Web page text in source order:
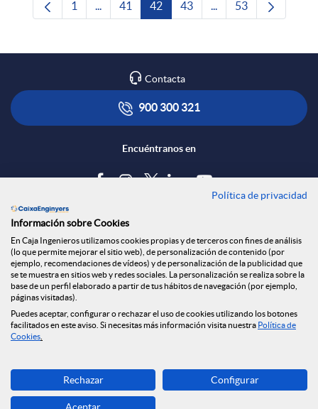
Página
1 ...Páginas intermedias Use TAB para
Página
41 Página
42 Página
43 ...Páginas intermedias
Página
53
Contacta
900 300 321
Encuéntranos en
Tablón de anuncios
Política de cookies
Aviso legal
Seguridad Online
Privacidad
Canal denuncias
Descarga ahora
Banca MOBILE
Política de privacidad
Información sobre Cookies
En Caja Ingenieros utilizamos cookies propias y de terceros con fines de análisis
(lo que permite mejorar el sitio web), de personalización de contenido (por
ejemplo, recomendaciones de vídeos) y de personalización de la publicidad que
se te muestra en sitios web y redes sociales. La personalización se realiza sobre la
base de un perfil elaborado a partir de tus hábitos de navegación (por ejemplo,
páginas visitadas).
Puedes aceptar, configurar o rechazar el uso de cookies utilizando los botones
facilitados en este aviso. Si necesitas más información visita nuestra Política de
Cookies
Rechazar Configurar